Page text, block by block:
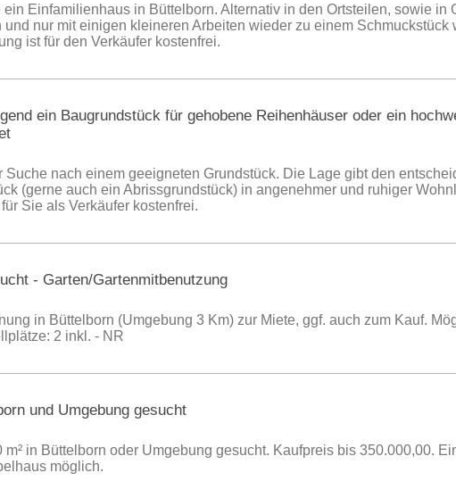
Einfamilienhaus in Büttelborn. Alternativ in den Ortsteilen, sowie in
nur mit einigen kleineren Arbeiten wieder zu einem Schmuckstück
ist für den Verkäufer kostenfrei.
ein Baugrundstück für gehobene Reihenhäuser oder ein
nach einem geeigneten Grundstück. Die Lage gibt den
(gerne auch ein Abrissgrundstück) in angenehmer und ruhiger
Sie als Verkäufer kostenfrei.
- Garten/Gartenmitbenutzung
in Büttelborn (Umgebung 3 Km) zur Miete, ggf. auch zum Kauf.
2 inkl. - NR
und Umgebung gesucht
in Büttelborn oder Umgebung gesucht. Kaufpreis bis 350.000,00.
möglich.